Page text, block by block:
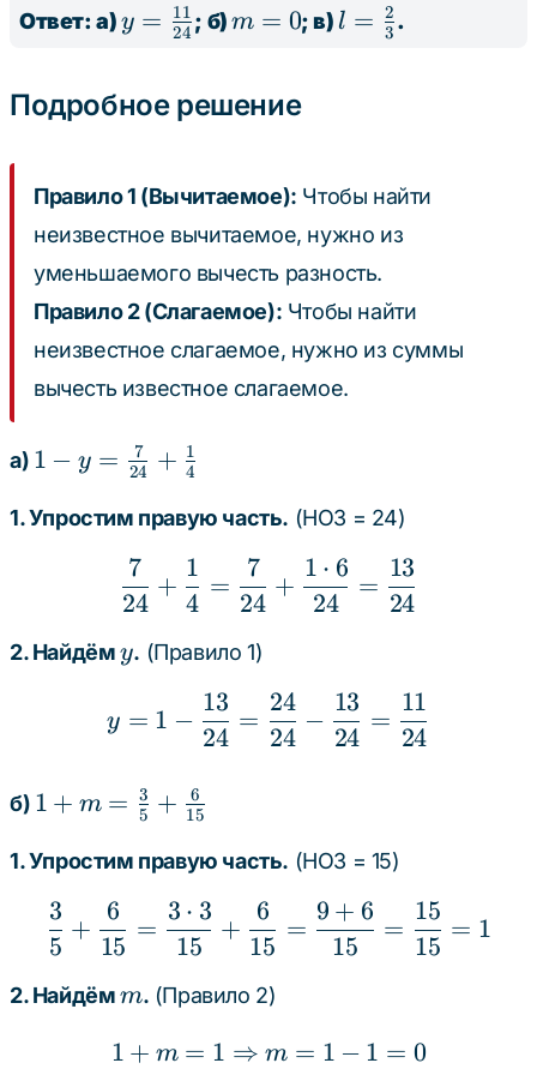
{6} -
6\frac{7}
{6} =
4\frac{3}
{6} =
4\frac{1}
{2}
Ответ: а)y =
y = 24
11 ; б)m
m = 0; в) l =
l = 3
2 .
Подробное решение
Правило 1 (Вычитаемое): Чтобы найти
неизвестное вычитаемое, нужно из
уменьшаемого вычесть разность.
Правило 2 (Слагаемое): Чтобы найти
неизвестное слагаемое, нужно из суммы
вычесть известное слагаемое.
а) 1 - y =
{24} +
1 − y = 24
7 + 4
1
1. Упростим правую часть. (НОЗ = 24)
\frac{7}{24} +
24
7
+
4
1
=
24
7
+
24
1 ⋅ 6
=
24
13
2. Найдёмy
y. (Правило 1)
y = 1 - \frac{13}{24}
y = 1 −
24
13
=
24
24
−
24
13
=
24
11
б) 1 + m
\frac{3}
{5} +
\frac{6}
{15}
1 + m = 5
3 + 15
6
1. Упростим правую часть. (НОЗ = 15)
\frac{3}{5} +
5
3
+
15
6
=
15
3 ⋅ 3
+
15
6
=
15
9 + 6
=
15
15
= 1
2. Найдёмm
m. (Правило 2)
1 + m = 1 \Rightarrow
1 + m = 1 ⇒ m = 1 − 1 = 0